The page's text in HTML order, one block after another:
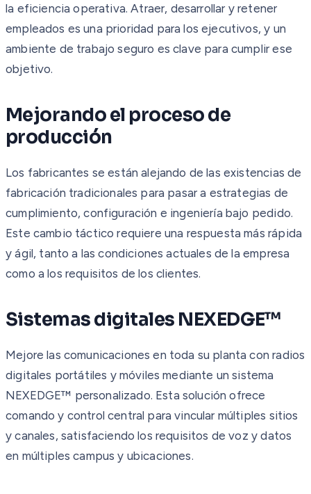
la eficiencia operativa. Atraer, desarrollar y retener
empleados es una prioridad para los ejecutivos, y un
ambiente de trabajo seguro es clave para cumplir ese
objetivo.
Mejorando el proceso de
producción
Los fabricantes se están alejando de las existencias de
fabricación tradicionales para pasar a estrategias de
cumplimiento, configuración e ingeniería bajo pedido.
Este cambio táctico requiere una respuesta más rápida
y ágil, tanto a las condiciones actuales de la empresa
como a los requisitos de los clientes.
Sistemas digitales NEXEDGE™
Mejore las comunicaciones en toda su planta con radios
digitales portátiles y móviles mediante un sistema
NEXEDGE™ personalizado. Esta solución ofrece
comando y control central para vincular múltiples sitios
y canales, satisfaciendo los requisitos de voz y datos
en múltiples campus y ubicaciones.